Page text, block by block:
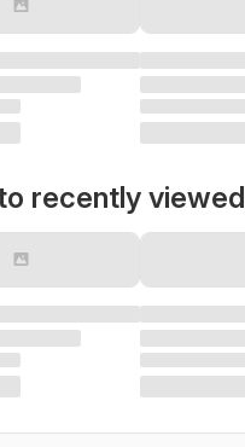
recently viewed